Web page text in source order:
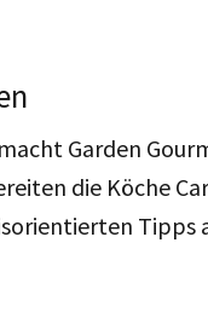
Garden
die Köche
Tipps